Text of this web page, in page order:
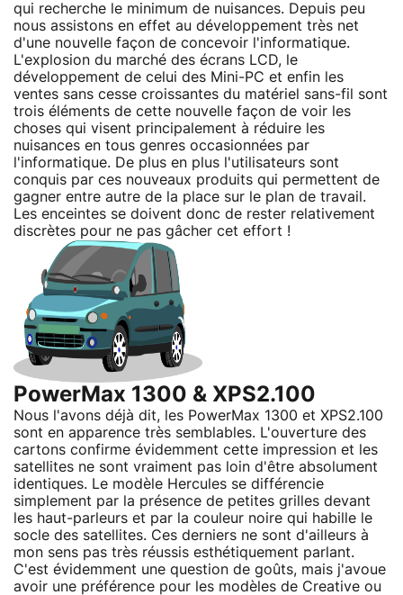
qui recherche le minimum de nuisances. Depuis peu
nous assistons en effet au développement très net
d'une nouvelle façon de concevoir l'informatique.
L'explosion du marché des écrans LCD, le
développement de celui des Mini-PC et enfin les
ventes sans cesse croissantes du matériel sans-fil sont
trois éléments de cette nouvelle façon de voir les
choses qui visent principalement à réduire les
nuisances en tous genres occasionnées par
l'informatique. De plus en plus l'utilisateurs sont
conquis par ces nouveaux produits qui permettent de
gagner entre autre de la place sur le plan de travail.
Les enceintes se doivent donc de rester relativement
discrètes pour ne pas gâcher cet effort !
PowerMax 1300 & XPS2.100
Nous l'avons déjà dit, les PowerMax 1300 et XPS2.100
sont en apparence très semblables. L'ouverture des
cartons confirme évidemment cette impression et les
satellites ne sont vraiment pas loin d'être absolument
identiques. Le modèle Hercules se différencie
simplement par la présence de petites grilles devant
les haut-parleurs et par la couleur noire qui habille le
socle des satellites. Ces derniers ne sont d'ailleurs à
mon sens pas très réussis esthétiquement parlant.
C'est évidemment une question de goûts, mais j'avoue
avoir une préférence pour les modèles de Creative ou